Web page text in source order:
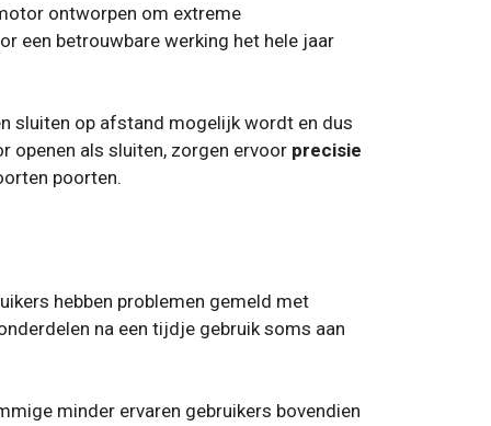
ontworpen om extreme
een betrouwbare werking het hele jaar
sluiten op afstand mogelijk wordt en dus
openen als sluiten, zorgen ervoor precisie
poorten.
hebben problemen gemeld met
na een tijdje gebruik soms aan
minder ervaren gebruikers bovendien